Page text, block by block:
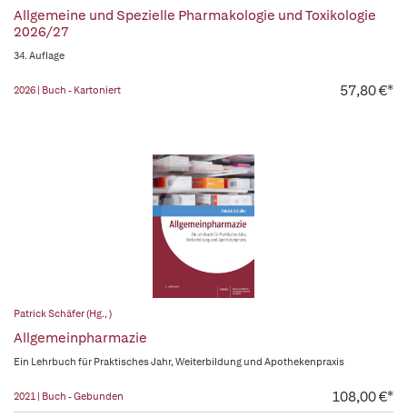
Allgemeine und Spezielle Pharmakologie und Toxikologie
2026/27
34. Auflage
2026 | Buch - Kartoniert 57,80 €*
Patrick Schäfer (Hg., )
Allgemeinpharmazie
Ein Lehrbuch für Praktisches Jahr, Weiterbildung und Apothekenpraxis
2021 | Buch - Gebunden 108,00 €*